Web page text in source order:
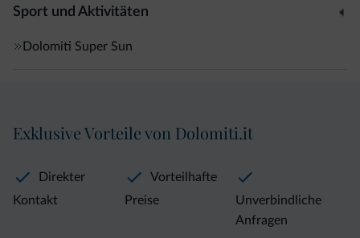
Sport und Aktivitäten
Dolomiti Super Sun
Exklusive Vorteile von Dolomiti.it
Direkter
Kontakt
Vorteilhafte
Preise
Unverbindliche
Anfragen